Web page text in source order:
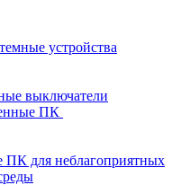
устройства
выключатели
ПК
для неблагоприятных